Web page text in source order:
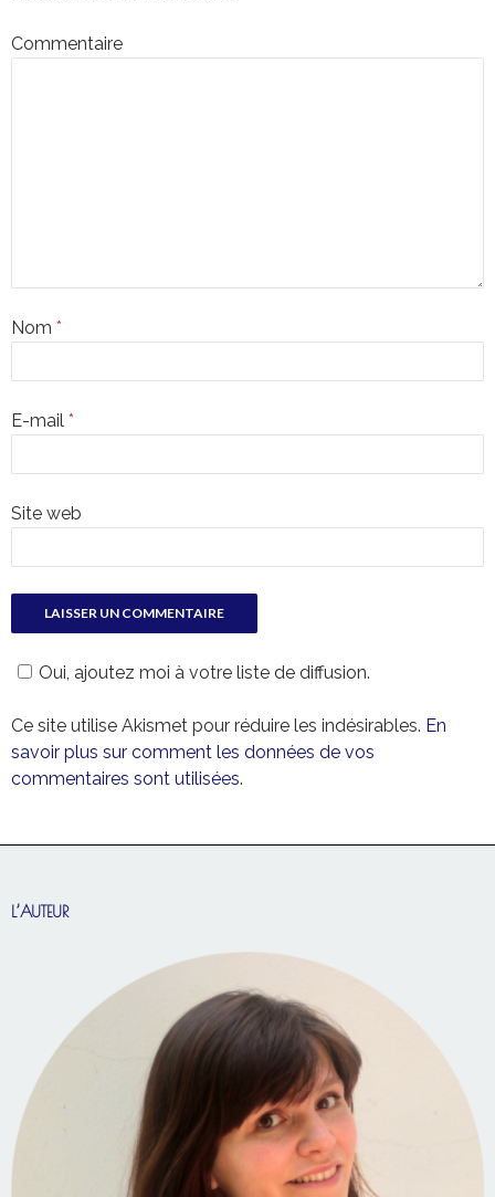
Commentaire
Nom *
E-mail *
Site web
Oui, ajoutez moi à votre liste de diffusion.
Ce site utilise Akismet pour réduire les indésirables. En
savoir plus sur comment les données de vos
commentaires sont utilisées.
L’AUTEUR